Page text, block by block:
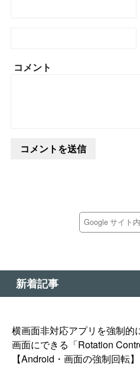
コメント
新着記事
横画面非対応アプリを強制的
画面にできる「Rotation
【Android・画面の強制回転】